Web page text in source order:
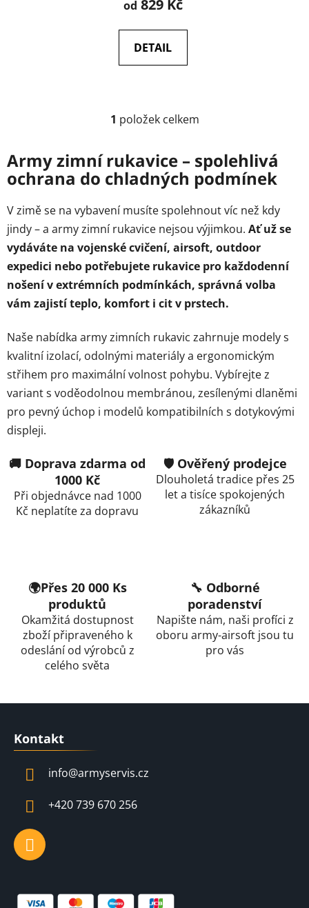
od 829 Kč
DETAIL
O
l
á
d
c
í
p
r
v
k
y
ý
p
i
s
u
1 položek celkem
Army zimní rukavice – spolehlivá
ochrana do chladných podmínek
V zimě se na vybavení musíte spolehnout víc než kdy
jindy – a army zimní rukavice nejsou výjimkou. Ať už se
vydáváte na vojenské cvičení, airsoft, outdoor
expedici nebo potřebujete rukavice pro každodenní
nošení v extrémních podmínkách, správná volba
vám zajistí teplo, komfort i cit v prstech.
Naše nabídka army zimních rukavic zahrnuje modely s
kvalitní izolací, odolnými materiály a ergonomickým
střihem pro maximální volnost pohybu. Vybírejte z
variant s voděodolnou membránou, zesílenými dlaněmi
pro pevný úchop i modelů kompatibilních s dotykovými
displeji.
🚚 Doprava zdarma od
1000 Kč
Při objednávce nad 1000
Kč neplatíte za dopravu
🛡️ Ověřený prodejce
Dlouholetá tradice přes 25
let a tisíce spokojených
zákazníků
🌍Přes 20 000 Ks
produktů
Okamžitá dostupnost
zboží připraveného k
odeslání od výrobců z
celého světa
🔧 Odborné
poradenství
Napište nám, naši profíci z
oboru army-airsoft jsou tu
pro vás
Z
Kontakt
info@armyservis.cz
+420 739 670 256